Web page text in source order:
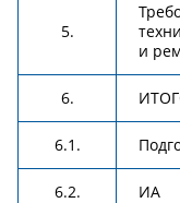
5.
и
6.
6.1.
6.2. ИА